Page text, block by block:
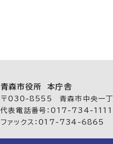
青森市役所 本庁舎
〒030-8555 青森市中央一
代表電話番号：017-734-1111
ファックス：017-734-6865